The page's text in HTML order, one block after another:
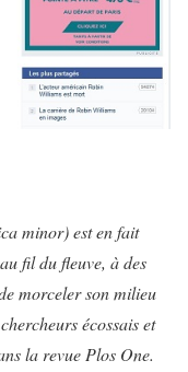
minor) est en fait
fil du fleuve, à des
morceler son milieu
écossais et
la revuePlos One.